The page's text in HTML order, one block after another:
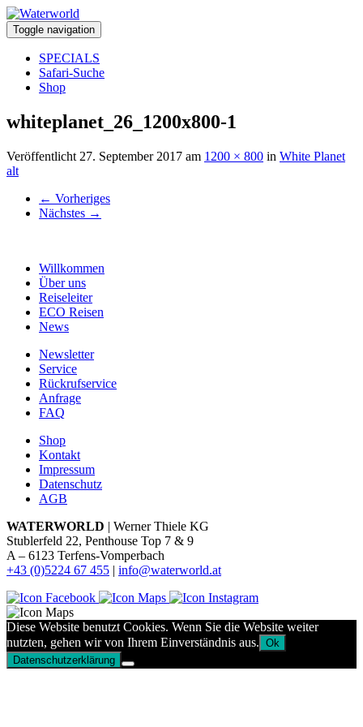
Toggle navigation
SPECIALS
Safari-Suche
Shop
whiteplanet_26_1200x800-1
Veröffentlicht 27. September 2017 am 1200 × 800 in White Planet
alt
← Vorheriges
Nächstes →
Willkommen
Über uns
Reiseleiter
ECO Reisen
News
Newsletter
Service
Rückrufservice
Anfrage
FAQ
Shop
Kontakt
Impressum
Datenschutz
AGB
WATERWORLD | Werner Thiele KG
Stublerfeld 22, Penthouse Top 7 & 9
A – 6123 Terfens-Vomperbach
+43 (0)5224 67 455 | info@waterworld.at
Diese Website benutzt Cookies. Wenn Sie die Website weiter
nutzten, gehen wir von Ihrem Einverständnis aus. Ok
Datenschutzerklärung